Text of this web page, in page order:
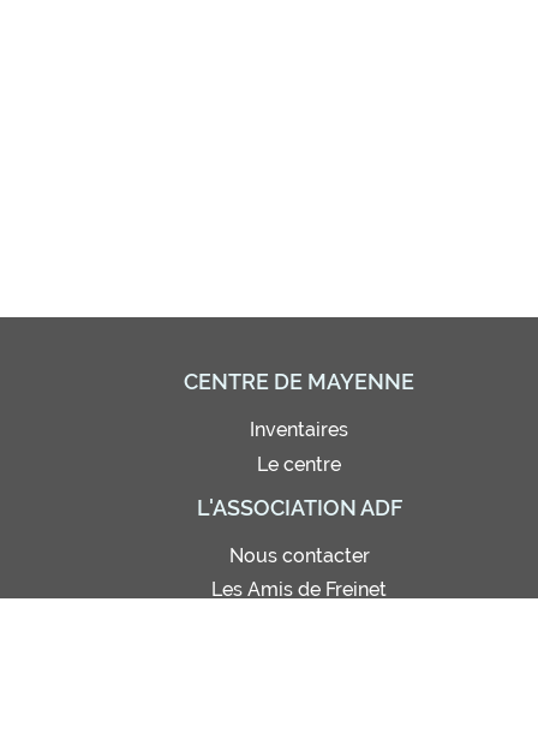
CENTRE DE MAYENNE
Inventaires
Le centre
L'ASSOCIATION ADF
Nous contacter
Les Amis de Freinet